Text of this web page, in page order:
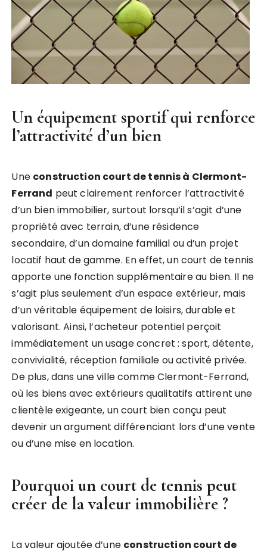
Un équipement sportif qui renforce
l’attractivité d’un bien
Une construction court de tennis à Clermont-
Ferrand peut clairement renforcer l’attractivité
d’un bien immobilier, surtout lorsqu’il s’agit d’une
propriété avec terrain, d’une résidence
secondaire, d’un domaine familial ou d’un projet
locatif haut de gamme. En effet, un court de tennis
apporte une fonction supplémentaire au bien. Il ne
s’agit plus seulement d’un espace extérieur, mais
d’un véritable équipement de loisirs, durable et
valorisant. Ainsi, l’acheteur potentiel perçoit
immédiatement un usage concret : sport, détente,
convivialité, réception familiale ou activité privée.
De plus, dans une ville comme Clermont-Ferrand,
où les biens avec extérieurs qualitatifs attirent une
clientèle exigeante, un court bien conçu peut
devenir un argument différenciant lors d’une vente
ou d’une mise en location.
Pourquoi un court de tennis peut
créer de la valeur immobilière ?
La valeur ajoutée d’une construction court de